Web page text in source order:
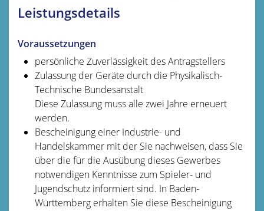
Leistungsdetails
Voraussetzungen
persönliche Zuverlässigkeit des Antragstellers
Zulassung der Geräte durch die Physikalisch-
Technische Bundesanstalt
Diese Zulassung muss alle zwei Jahre erneuert
werden.
Bescheinigung einer Industrie- und
Handelskammer mit der Sie nachweisen, dass Sie
über die für die Ausübung dieses Gewerbes
notwendigen Kenntnisse zum Spieler- und
Jugendschutz informiert sind. In Baden-
Württemberg erhalten Sie diese Bescheinigung